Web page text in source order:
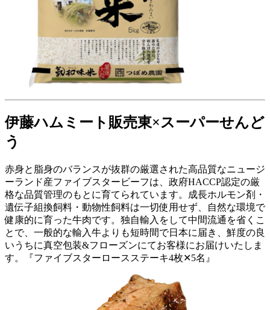
伊藤ハムミート販売東×スーパーせんど
う
赤身と脂身のバランスが抜群の厳選された高品質なニュージ
ーランド産ファイブスタービーフは、政府HACCP認定の厳
格な品質管理のもとに育てられています。成長ホルモン剤・
遺伝子組換飼料・動物性飼料は一切使用せず、自然な環境で
健康的に育った牛肉です。独自輸入をして中間流通を省くこ
とで、一般的な輸入牛よりも短時間で日本に届き、鮮度の良
いうちに真空包装&フローズンにてお客様にお届けいたしま
す。『ファイブスターロースステーキ4枚✕5名』